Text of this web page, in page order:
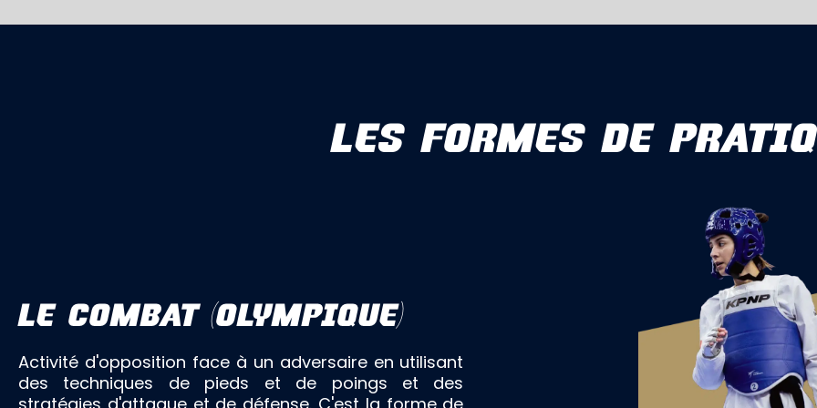
LES FORMES DE
LE COMBAT (OLYMPIQUE)
Activité d'opposition face à un adversaire en utilisant
des techniques de pieds et de poings et des